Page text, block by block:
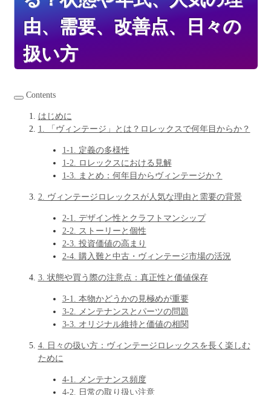
由、需要、改善点、日々の
扱い方
Contents
はじめに
1. 「ヴィンテージ」とは？ロレックスで何年目からか？
1-1. 定義の多様性
1-2. ロレックスにおける見解
1-3. まとめ：何年目からヴィンテージか？
2. ヴィンテージロレックスが人気な理由と需要の背景
2-1. デザイン性とクラフトマンシップ
2-2. ストーリーと個性
2-3. 投資価値の高まり
2-4. 購入難と中古・ヴィンテージ市場の活況
3. 状態や買う際の注意点：真正性と価値保存
3-1. 本物かどうかの見極めが重要
3-2. メンテナンスとパーツの問題
3-3. オリジナル維持と価値の相関
4. 日々の扱い方：ヴィンテージロレックスを長く楽しむ
ために
4-1. メンテナンス頻度
4-2. 日常の取り扱い注意